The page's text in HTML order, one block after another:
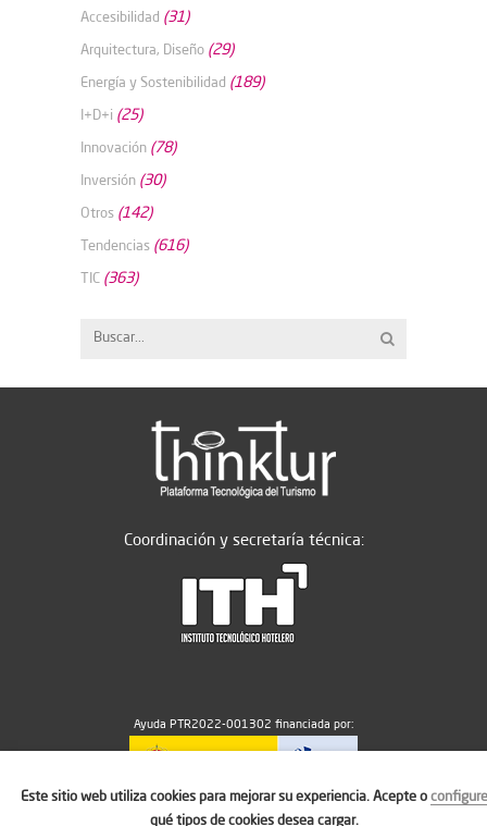
Accesibilidad (31)
Arquitectura, Diseño (29)
Energía y Sostenibilidad (189)
I+D+i (25)
Innovación (78)
Inversión (30)
Otros (142)
Tendencias (616)
TIC (363)
Coordinación y secretaría técnica:
Ayuda PTR2022-001302 financiada por:
MICIU/AEI/10.13039/501100011033
Este sitio web utiliza cookies para mejorar su experiencia. Acepte oconfigure
qué tipos de cookies desea cargar.